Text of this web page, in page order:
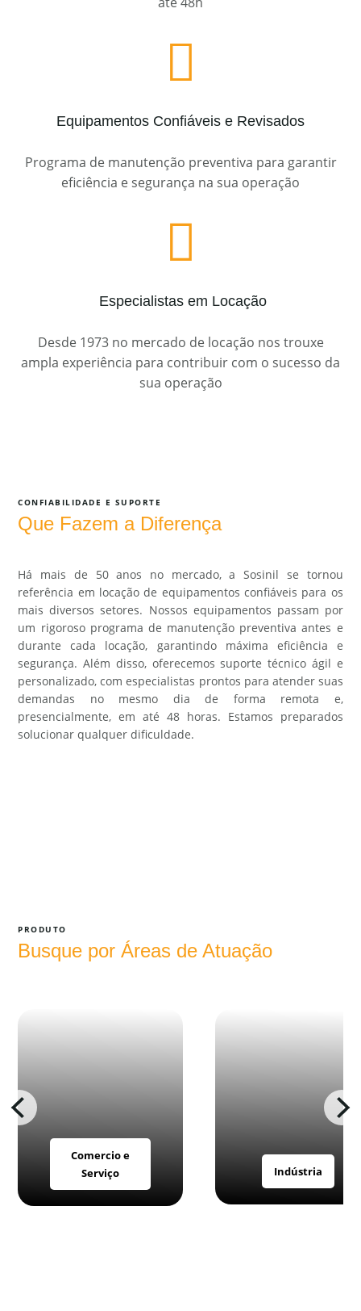

Equipamentos Confiáveis e Revisados
Programa de manutenção preventiva para garantir
eficiência e segurança na sua operação

Especialistas em Locação
Desde 1973 no mercado de locação nos trouxe
ampla experiência para contribuir com o sucesso da
sua operação
CONFIABILIDADE E SUPORTE
Que Fazem a Diferença
Há mais de 50 anos no mercado, a Sosinil se tornou
referência em locação de equipamentos confiáveis para os
mais diversos setores. Nossos equipamentos passam por
um rigoroso programa de manutenção preventiva antes e
durante cada locação, garantindo máxima eficiência e
segurança. Além disso, oferecemos suporte técnico ágil e
personalizado, com especialistas prontos para atender suas
demandas no mesmo dia de forma remota e,
presencialmente, em até 48 horas. Estamos preparados
solucionar qualquer dificuldade.
PRODUTO
Busque por Áreas de Atuação
Comercio e
Serviço
Indústria